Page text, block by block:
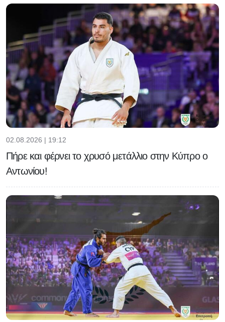
02.08.2026 | 19:12
Πήρε και φέρνει το χρυσό μετάλλιο στην Κύπρο ο
Αντωνίου!